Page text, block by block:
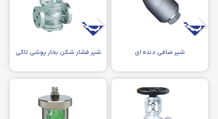
شیر صافی دنده ای شیر فشار شکن بخار یوشی تاکی